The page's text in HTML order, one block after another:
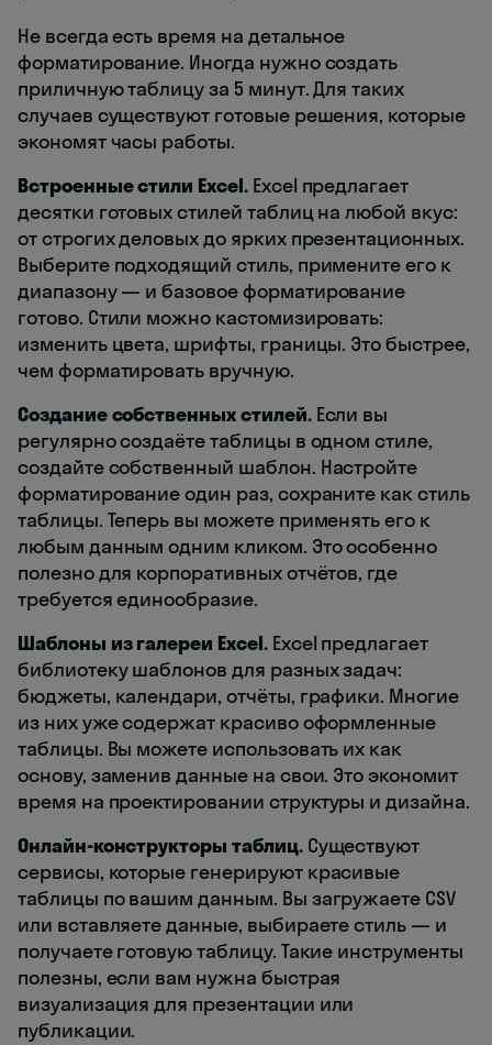
Не всегда есть время на детальное
форматирование. Иногда нужно создать
приличную таблицу за 5 минут. Для таких
случаев существуют готовые решения, которые
экономят часы работы.
Встроенные стили Excel.Excel предлагает
десятки готовых стилей таблиц на любой вкус:
от строгих деловых до ярких презентационных.
Выберите подходящий стиль, примените его к
диапазону — и базовое форматирование
готово. Стили можно кастомизировать:
изменить цвета, шрифты, границы. Это быстрее,
чем форматировать вручную.
Создание собственных стилей.Если вы
регулярно создаёте таблицы в одном стиле,
создайте собственный шаблон. Настройте
форматирование один раз, сохраните как стиль
таблицы. Теперь вы можете применять его к
любым данным одним кликом. Это особенно
полезно для корпоративных отчётов, где
требуется единообразие.
Шаблоны из галереи Excel.Excel предлагает
библиотеку шаблонов для разных задач:
бюджеты, календари, отчёты, графики. Многие
из них уже содержат красиво оформленные
таблицы. Вы можете использовать их как
основу, заменив данные на свои. Это экономит
время на проектировании структуры и дизайна.
Онлайн-конструкторы таблиц.Существуют
сервисы, которые генерируют красивые
таблицы по вашим данным. Вы загружаете CSV
или вставляете данные, выбираете стиль — и
получаете готовую таблицу. Такие инструменты
полезны, если вам нужна быстрая
визуализация для презентации или
публикации.